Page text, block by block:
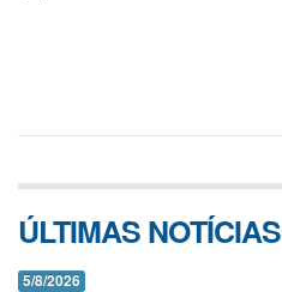
ÚLTIMAS NOTÍCIAS
5/8/2026